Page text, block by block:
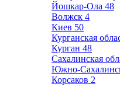
Йошкар-Ола 48
Волжск 4
Киев 50
Курганская
Курган 48
Сахалинская
Южно-
Корсаков 2